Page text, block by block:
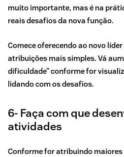
muito importante, mas é na
reais desafios da nova função.
Comece oferecendo ao novo
atribuições mais simples. Vá
dificuldade” conforme for
lidando com os desafios.
6- Faça com que
atividades
Conforme for atribuindo